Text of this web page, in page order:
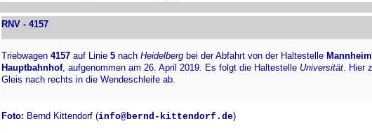
RNV - 4157
Triebwagen 4157 auf Linie 5 nach Heidelberg bei der Abfahrt von der Haltestelle Mannheim
Hauptbahnhof, aufgenommen am 26. April 2019. Es folgt die Haltestelle Universität. Hier
Gleis nach rechts in die Wendeschleife ab.
Foto: Bernd Kittendorf (info@bernd-kittendorf.de)